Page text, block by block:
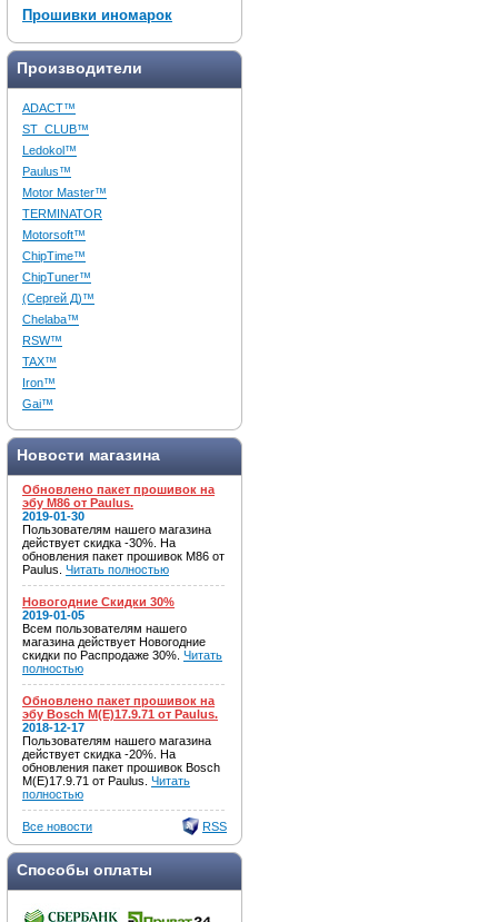
Прошивки иномарок
Производители
ADACT™
ST_CLUB™
Ledokol™
Paulus™
Motor Master™
TERMINATOR
Motorsoft™
ChipTime™
ChipTuner™
(Сергей Д)™
Chelaba™
RSW™
TAX™
Iron™
Gai™
Новости магазина
Обновлено пакет прошивок на
эбу M86 от Paulus.
2019-01-30
Пользователям нашего магазина
действует скидка -30%. На
обновления пакет прошивок M86 от
Paulus. Читать полностью
Новогодние Скидки 30%
2019-01-05
Всем пользователям нашего
магазина действует Новогодние
скидки по Распродаже 30%. Читать
полностью
Обновлено пакет прошивок на
эбу Bosch M(E)17.9.71 от Paulus.
2018-12-17
Пользователям нашего магазина
действует скидка -20%. На
обновления пакет прошивок Bosch
M(E)17.9.71 от Paulus. Читать
полностью
Все новости RSS
Способы оплаты